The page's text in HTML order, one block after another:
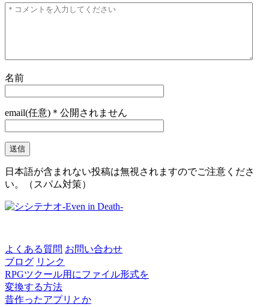
名前
email(任意)＊公開されません
日本語が含まれない投稿は無視されますのでご注意くださ
い。（スパム対策）
よくある質問 お問い合わせ
ブログ リンク
RPGツクール用にファイル形式を
変換する方法
昔作ったアプリとか